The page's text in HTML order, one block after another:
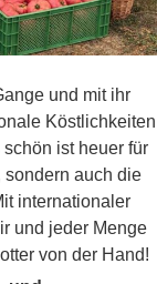
und mit ihr
Köstlichkeiten
ist heuer für
sondern auch die
internationaler
und jeder Menge
von der Hand!